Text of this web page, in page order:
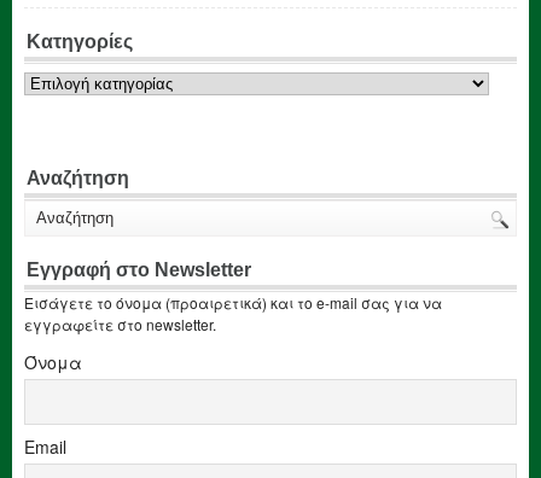
Κατηγορίες
Κατηγορίες
Αναζήτηση
Εγγραφή στο Newsletter
Εισάγετε το όνομα (προαιρετικά) και το e-mail σας για να
εγγραφείτε στο newsletter.
Όνομα
Email